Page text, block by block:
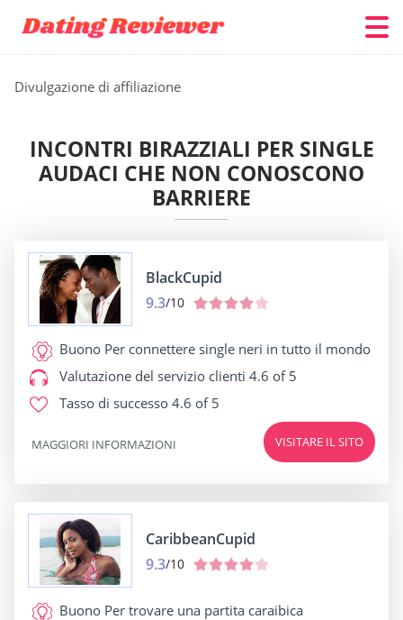
Divulgazione di affiliazione
INCONTRI BIRAZZIALI PER SINGLE
AUDACI CHE NON CONOSCONO
BARRIERE
BlackCupid
9.3/10
Buono Per connettere single neri in tutto il mondo
Valutazione del servizio clienti 4.6 of 5
Tasso di successo 4.6 of 5
VISITARE IL SITO
MAGGIORI INFORMAZIONI
CaribbeanCupid
9.3/10
Buono Per trovare una partita caraibica